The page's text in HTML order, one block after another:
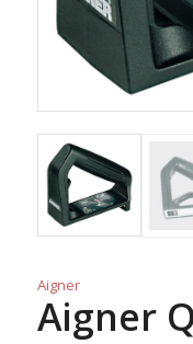
Aigner
Aigner